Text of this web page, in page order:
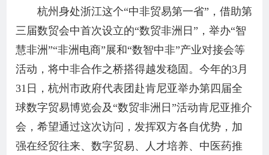
杭州身处浙江这个“中非贸易第一省”，借助第
三届数贸会中首次设立的“数贸非洲日”，举办“智
慧非洲”“非洲电商”展和“数智中非”产业对接会等
活动，将中非合作之桥搭得越发稳固。今年的3月
31日，杭州市政府代表团赴肯尼亚举办第四届全
球数字贸易博览会及“数贸非洲日”活动肯尼亚推介
会，希望通过这次访问，发挥双方各自优势，加
强在经贸往来、数字贸易、人才培养、中医药推